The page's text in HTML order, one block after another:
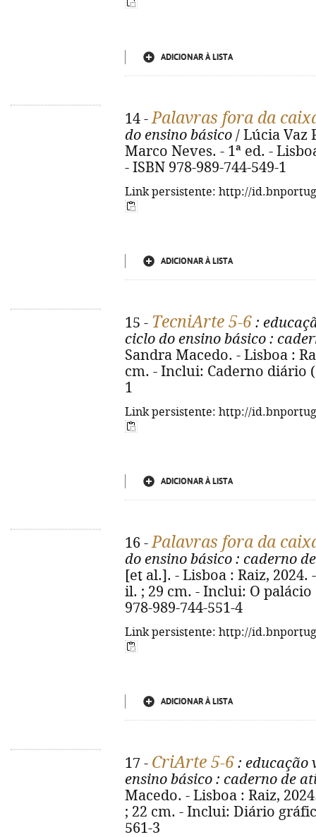
ADICIONAR À LISTA
14 -Palavras fora da
do ensino básico / Lúcia Vaz
Marco Neves. - 1ª ed. -
- ISBN 978-989-744-549-1
Link persistente: http://
ADICIONAR À LISTA
15 - TecniArte 5-6 :
ciclo do ensino básico :
Sandra Macedo. - Lisboa :
cm. - Inclui: Caderno diário
1
Link persistente: http://
ADICIONAR À LISTA
16 -Palavras fora da
do ensino básico : caderno
[et al.]. - Lisboa : Raiz,
il. ; 29 cm. - Inclui: O palácio
978-989-744-551-4
Link persistente: http://
ADICIONAR À LISTA
17 - CriArte 5-6 : educação
ensino básico : caderno de
Macedo. - Lisboa : Raiz,
; 22 cm. - Inclui: Diário
561-3